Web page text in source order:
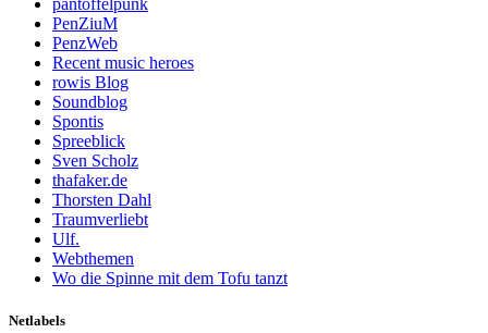
PenZiuM
PenzWeb
Recent music heroes
rowis Blog
Soundblog
Spontis
Spreeblick
Sven Scholz
thafaker.de
Thorsten Dahl
Traumverliebt
Ulf.
Webthemen
Wo die Spinne mit dem Tofu tanzt
Netlabels